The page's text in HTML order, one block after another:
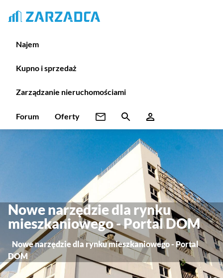
Najem
Kupno i sprzedaż
Zarządzanie nieruchomościami
Forum Oferty
Nowe narzędzie dla rynku
mieszkaniowego - Portal DOM
Nowe narzędzie dla rynku mieszkaniowego - Portal
DOM